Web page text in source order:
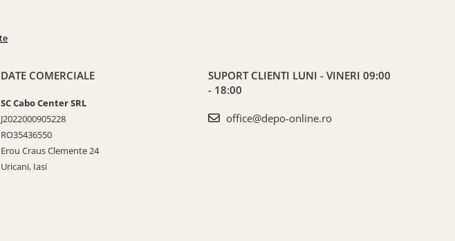
DATE COMERCIALE
SC Cabo Center SRL
J2022000905228
RO35436550
Erou Craus Clemente 24
Uricani, Iasi
SUPORT CLIENTI LUNI - VINERI 09:00
- 18:00
office@depo-online.ro